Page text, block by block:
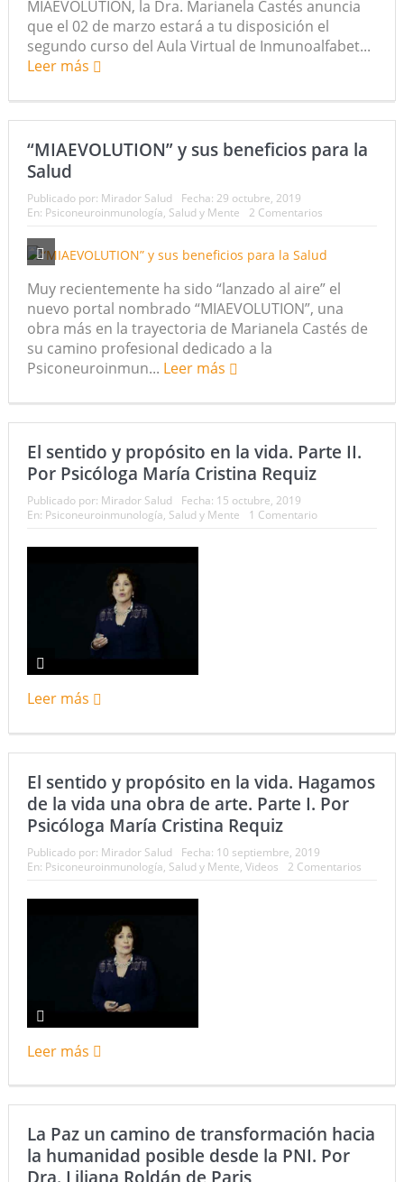
MIAEVOLUTION, la Dra. Marianela Castés anuncia
que el 02 de marzo estará a tu disposición el
segundo curso del Aula Virtual de Inmunoalfabet...
Leer más
“MIAEVOLUTION” y sus beneficios para la
Salud
Publicado por: Mirador Salud Fecha: 29 octubre, 2019
En: Psiconeuroinmunología, Salud y Mente 2 Comentarios
Muy recientemente ha sido “lanzado al aire” el
nuevo portal nombrado “MIAEVOLUTION”, una
obra más en la trayectoria de Marianela Castés de
su camino profesional dedicado a la
Psiconeuroinmun... Leer más
El sentido y propósito en la vida. Parte II.
Por Psicóloga María Cristina Requiz
Publicado por: Mirador Salud Fecha: 15 octubre, 2019
En: Psiconeuroinmunología, Salud y Mente 1 Comentario
Leer más
El sentido y propósito en la vida. Hagamos
de la vida una obra de arte. Parte I. Por
Psicóloga María Cristina Requiz
Publicado por: Mirador Salud Fecha: 10 septiembre, 2019
En: Psiconeuroinmunología, Salud y Mente, Videos 2 Comentarios
Leer más
La Paz un camino de transformación hacia
la humanidad posible desde la PNI. Por